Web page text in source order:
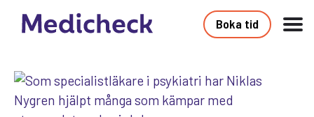
Boka tid